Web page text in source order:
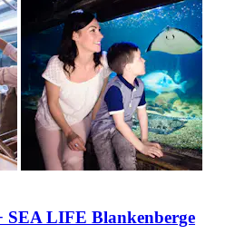
SEA LIFE Blankenberge